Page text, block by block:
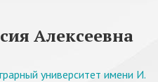
Алексеевна
университет имени И.